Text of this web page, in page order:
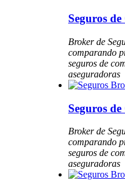
Seguros
Broker de
comparando
seguros de
aseguradoras
Seguros
Broker de
comparando
seguros de
aseguradoras